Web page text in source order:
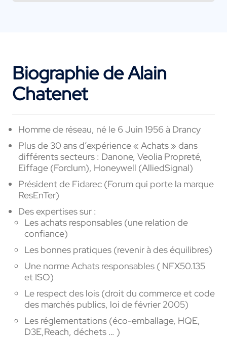
Biographie de Alain
Chatenet
Homme de réseau, né le 6 Juin 1956 à Drancy
Plus de 30 ans d’expérience « Achats » dans
différents secteurs : Danone, Veolia Propreté,
Eiffage (Forclum), Honeywell (AlliedSignal)
Président de Fidarec (Forum qui porte la marque
ResEnTer)
Des expertises sur :
Les achats responsables (une relation de
confiance)
Les bonnes pratiques (revenir à des équilibres)
Une norme Achats responsables ( NFX50.135
et ISO)
Le respect des lois (droit du commerce et code
des marchés publics, loi de février 2005)
Les réglementations (éco-emballage, HQE,
D3E,Reach, déchets … )